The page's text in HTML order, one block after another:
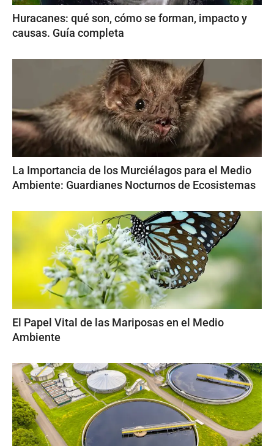
Huracanes: qué son, cómo se forman, impacto y
causas. Guía completa
La Importancia de los Murciélagos para el Medio
Ambiente: Guardianes Nocturnos de Ecosistemas
El Papel Vital de las Mariposas en el Medio
Ambiente